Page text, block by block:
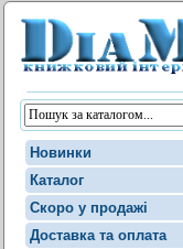
Новинки
Каталог
Скоро у продажі
Доставка та оплата